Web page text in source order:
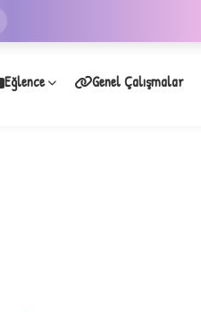
Eğlence Genel Çalışmalar